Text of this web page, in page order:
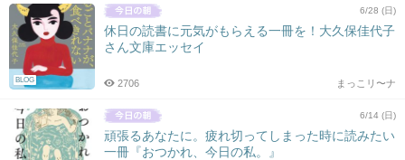
BLOG
6/28 (日)
休日の読書に元気がもらえる一冊を！大久保佳代子
さん文庫エッセイ
まっこリ〜ナ
2706
6/14 (日)
頑張るあなたに。疲れ切ってしまった時に読みたい
一冊『おつかれ、今日の私。』